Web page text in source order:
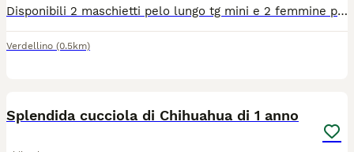
Disponibili 2 maschietti pelo lungo tg mini e 2 femmine pelo lungo tg toy verranno consegnati completi di ciclo vermifugo trattamento antiparassitario vaccino microchip certificato medico libretto sanitario iscrizione anagrafe canina passaggio di proprietà kit cucciolo genitori visibili abituati alla traversa e ben socializzati solo persone responsabili siamo in provincia di Bergamo solo contatti telefonici 3491350788
Verdellino (0.5km)
Splendida cucciola di Chihuahua di 1 anno